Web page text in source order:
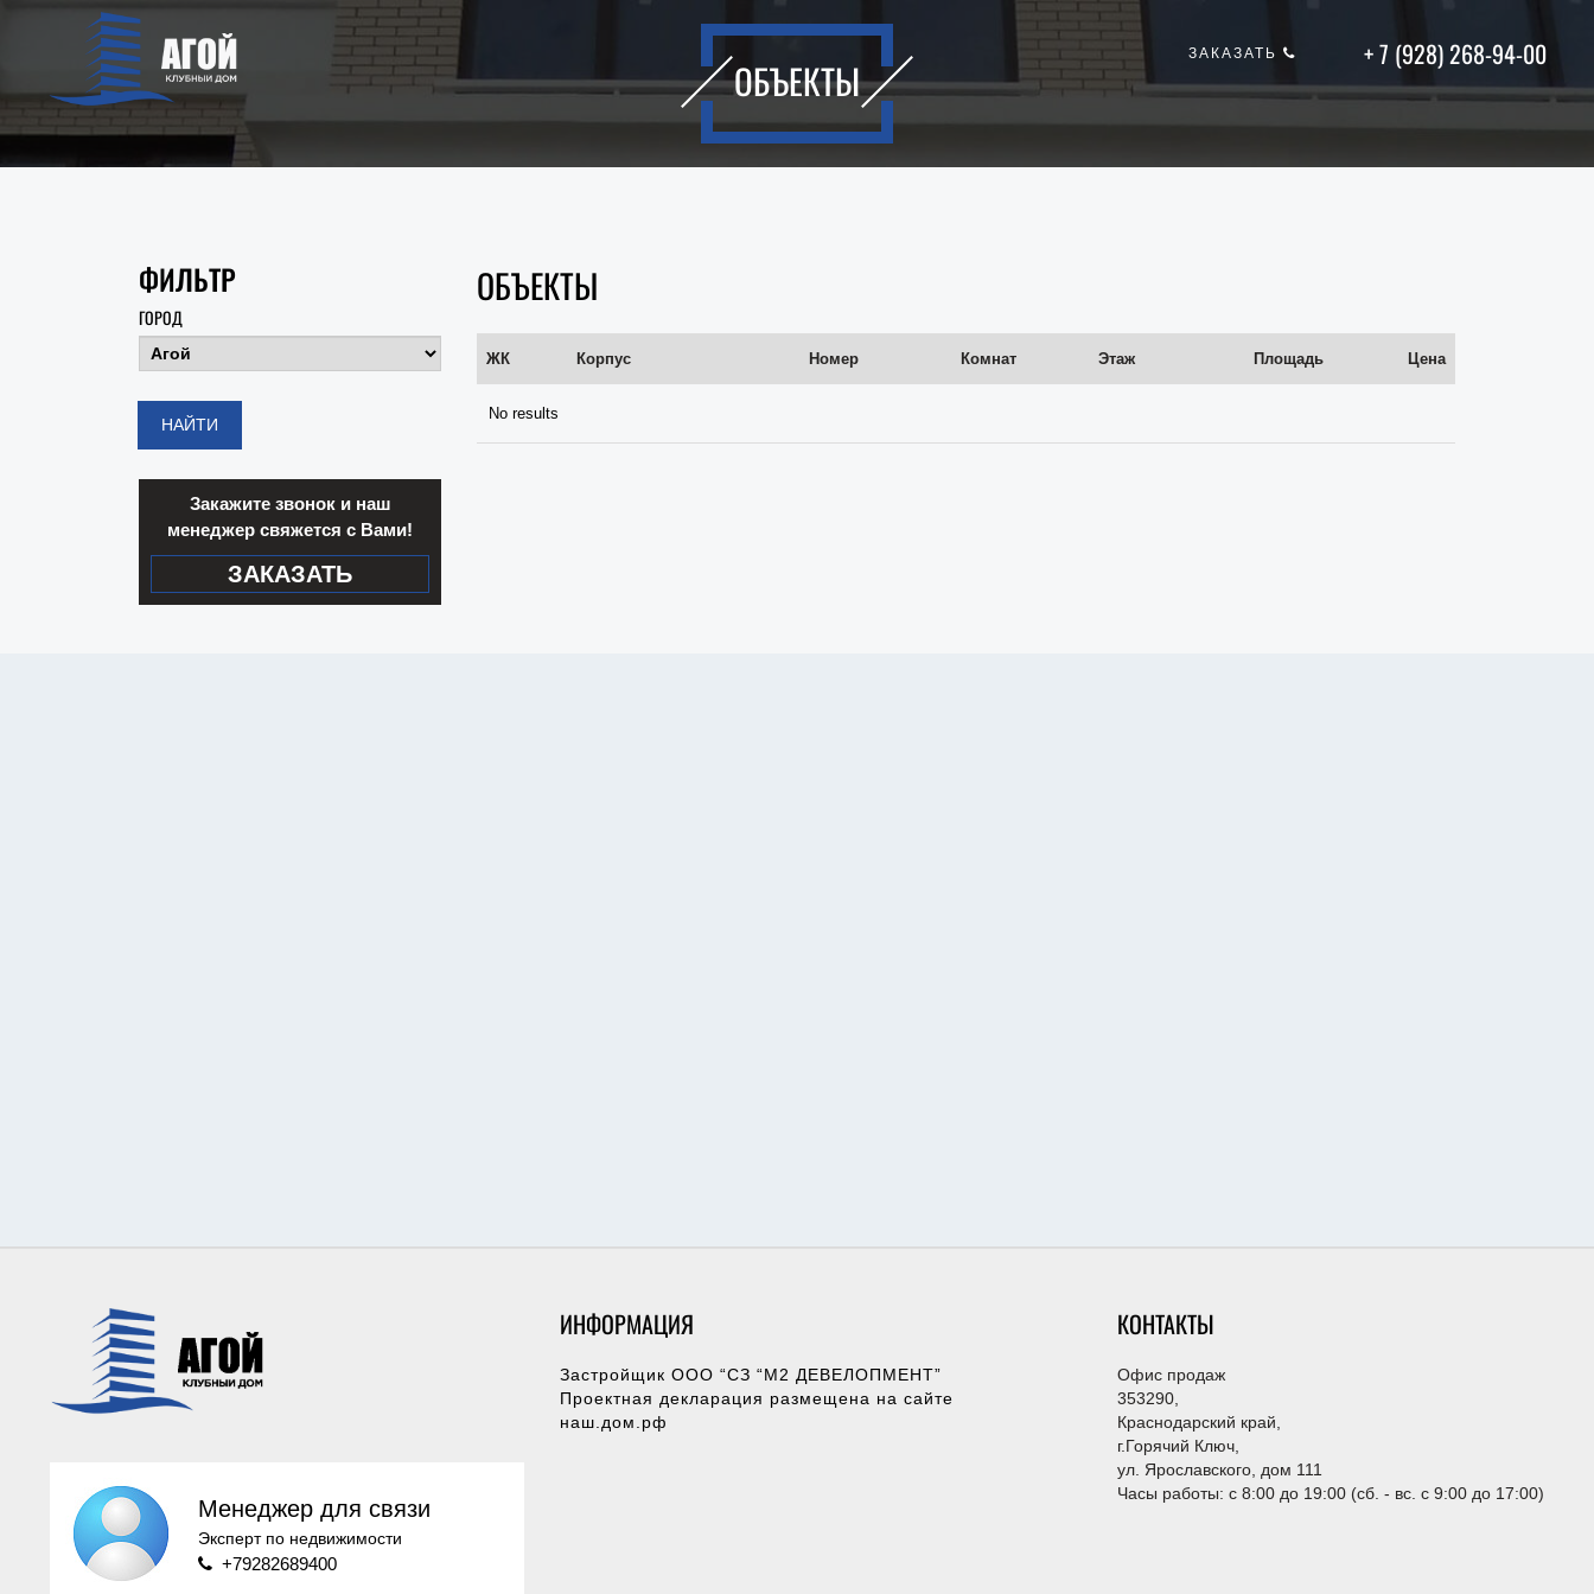
ЗАКАЗАТЬ + 7 (928) 268-94-00
ОБЪЕКТЫ
ФИЛЬТР
ГОРОД
Закажите звонок и наш
менеджер свяжется с Вами!
ЗАКАЗАТЬ
ОБЪЕКТЫ
ЖК Корпус Номер Комнат Этаж Площадь Цена
No results
Менеджер для связи
Эксперт по недвижимости
+79282689400
Менеджер для связи
ИНФОРМАЦИЯ
Застройщик ООО “СЗ “М2 ДЕВЕЛОПМЕНТ”
Проектная декларация размещена на сайте
наш.дом.рф
КОНТАКТЫ
Офис продаж
353290,
Краснодарский край,
г.Горячий Ключ,
ул. Ярославского, дом 111
Часы работы: с 8:00 до 19:00 (сб. - вс. с 9:00 до 17:00)